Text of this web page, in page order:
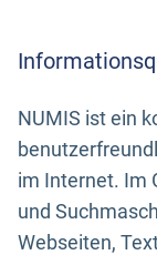
NUMIS ist ein
im Internet. Im
und
Webseiten,